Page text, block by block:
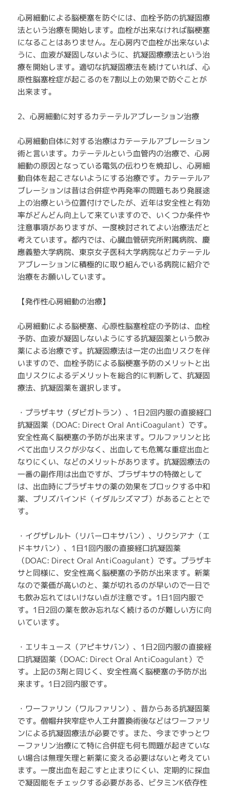
心房細動による脳梗塞を防ぐには、血栓予防の抗凝固療
法という治療を開始します。血栓が出来なければ脳梗塞
になることはありません。左心房内で血栓が出来ないよ
うに、血液が凝固しないように、抗凝固療療法という治
療を開始します。適切な抗凝固療法を続けていれば、心
原性脳塞栓症が起こるのを7割以上の効果で防ぐことが
出来ます。
2、心房細動に対するカテーテルアブレーション治療
心房細動自体に対する治療はカテーテルアブレーション
術と言います。カテーテルという血管内の治療で、心房
細動の原因となっている電気の伝わりを焼却し、心房細
動自体を起こさないようにする治療です。カテーテルア
ブレーションは昔は合併症や再発率の問題もあり発展途
上の治療という位置付けでしたが、近年は安全性と有効
率がどんどん向上して来ていますので、いくつか条件や
注意事項がありますが、一度検討されてよい治療法だと
考えています。都内では、心臓血管研究所附属病院、慶
應義塾大学病院、東京女子医科大学病院などカテーテル
アブレーションに積極的に取り組んでいる病院に紹介で
治療をお願いしています。
【発作性心房細動の治療】
心房細動による脳梗塞、心原性脳塞栓症の予防は、血栓
予防、血液が凝固しないようにする抗凝固薬という飲み
薬による治療です。抗凝固療法は一定の出血リスクを伴
いますので、血栓予防による脳梗塞予防のメリットと出
血リスクによるデメリットを総合的に判断して、抗凝固
療法、抗凝固薬を選択します。
・プラザキサ（ダビガトラン）、1日2回内服の直接経口
抗凝固薬（DOAC: Direct Oral AntiCoagulant）です。
安全性高く脳梗塞の予防が出来ます。ワルファリンと比
べて出血リスクが少なく、出血しても危篤な重症出血と
なりにくい、などのメリットがあります。抗凝固療法の
一番の副作用は出血ですが、プラザキサの特徴として
は、出血時にプラザキサの薬の効果をブロックする中和
薬、プリズバインド（イダルシズマブ）があることとで
す。
・イグザレルト（リバーロキサバン）、リクシアナ（エ
ドキサバン）、1日1回内服の直接経口抗凝固薬
（DOAC: Direct Oral AntiCoagulant）です。プラザキ
サと同様に、安全性高く脳梗塞の予防が出来ます。新薬
なので薬価が高いのと、薬が切れるのが早いので一日で
も飲み忘れてはいけない点が注意です。1日1回内服で
す。1日2回の薬を飲み忘れなく続けるのが難しい方に向
いています。
・エリキュース（アピキサバン）、1日2回内服の直接経
口抗凝固薬（DOAC: Direct Oral AntiCoagulant）で
す。上記の3剤と同じく、安全性高く脳梗塞の予防が出
来ます。1日2回内服です。
・ワーファリン（ワルファリン）、昔からある抗凝固薬
です。僧帽弁狭窄症や人工弁置換術後などはワーファリ
ンによる抗凝固療法が必要です。また、今までずっとワ
ーファリン治療にて特に合併症も何も問題が起きていな
い場合は無理矢理と新薬に変える必要はないと考えてい
ます。一度出血を起こすと止まりにくい、定期的に採血
で凝固能をチェックする必要がある、ビタミンK依存性